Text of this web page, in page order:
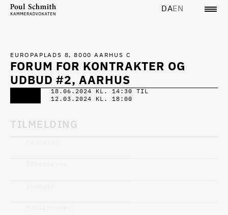
DAEN
FORUM FOR KONTRAKTER OG
UDBUD #2, AARHUS
EUROPAPLADS 8, 8000 AARHUS C
18.06.2024 KL. 14:30 TIL
12.03.2024 KL. 18:00
TILMELDING